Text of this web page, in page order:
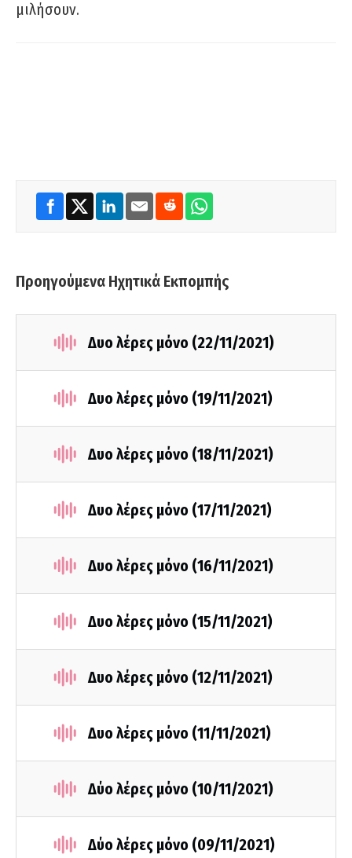
μιλήσουν.
Προηγούμενα Ηχητικά Εκπομπής
Δυο λέρες μόνο (22/11/2021)
Δυο λέρες μόνο (19/11/2021)
Δυο λέρες μόνο (18/11/2021)
Δυο λέρες μόνο (17/11/2021)
Δυο λέρες μόνο (16/11/2021)
Δυο λέρες μόνο (15/11/2021)
Δυο λέρες μόνο (12/11/2021)
Δυο λέρες μόνο (11/11/2021)
Δύο λέρες μόνο (10/11/2021)
Δύο λέρες μόνο (09/11/2021)